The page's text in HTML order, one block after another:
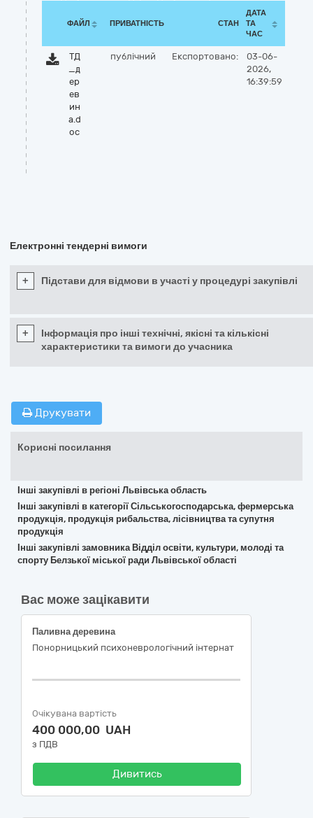
ФАЙЛ ПРИВАТНІСТЬ СТАН
ДАТА
ТА
ЧАС
ТД
_д
ер
ев
ин
а.d
oc
публічний Експортовано:
03-06-
2026,
16:39:59
Електронні тендерні вимоги
+ Підстави для відмови в участі у процедурі закупівлі
+
Інформація про інші технічні, якісні та кількісні
характеристики та вимоги до учасника
Друкувати
Корисні посилання
Інші закупівлі в регіоні Львівська область
Інші закупівлі в категорії Сільськогосподарська, фермерська
продукція, продукція рибальства, лісівництва та супутня
продукція
Інші закупівлі замовника Відділ освіти, культури, молоді та
спорту Белзької міської ради Львівської області
Вас може зацікавити
Паливна деревина
Понорницький психоневрологічний інтернат
Очікувана вартість
400 000,00 UAH
з ПДВ
Дивитись